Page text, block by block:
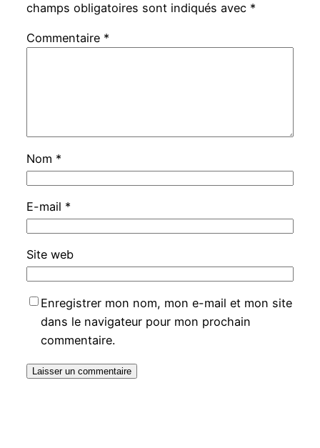
champs obligatoires sont indiqués avec *
Commentaire *
Nom *
E-mail *
Site web
Enregistrer mon nom, mon e-mail et mon site
dans le navigateur pour mon prochain
commentaire.